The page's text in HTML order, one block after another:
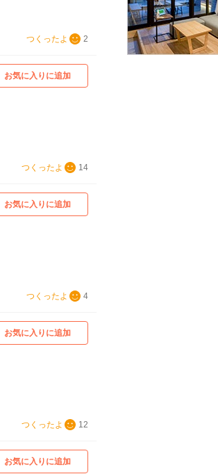
つくったよ 2
お気に入りに追加
つくったよ 14
お気に入りに追加
つくったよ 4
お気に入りに追加
つくったよ 12
お気に入りに追加